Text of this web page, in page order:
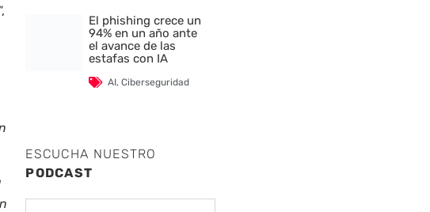
El phishing crece un
94% en un año ante
el avance de las
estafas con IA
AI,Ciberseguridad
ESCUCHA NUESTRO
PODCAST